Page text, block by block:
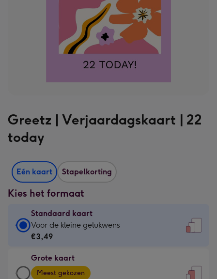
Greetz | Verjaardagskaart | 22
today
Eén kaart Stapelkorting
Kies het formaat
Standaard kaart
Standaard
kaart
€3,49
-
Voor de kleine gelukwens
€3,49
Grote kaart
Grote
Meest gekozen